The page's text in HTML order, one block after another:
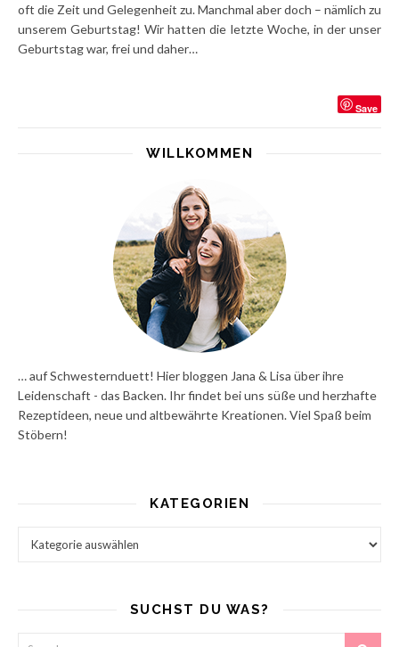
oft die Zeit und Gelegenheit zu. Manchmal aber doch – nämlich zu
unserem Geburtstag! Wir hatten die letzte Woche, in der unser
Geburtstag war, frei und daher…
Save
WILLKOMMEN
… auf Schwesternduett! Hier bloggen Jana & Lisa über ihre
Leidenschaft - das Backen. Ihr findet bei uns süße und herzhafte
Rezeptideen, neue und altbewährte Kreationen. Viel Spaß beim
Stöbern!
KATEGORIEN
SUCHST DU WAS?